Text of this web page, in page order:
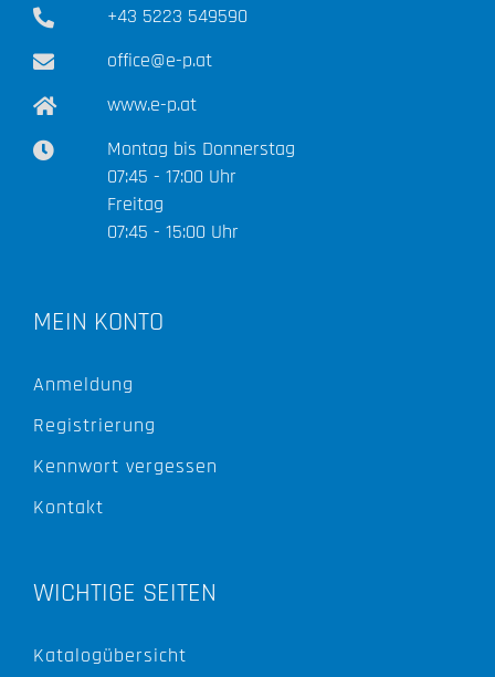
+43 5223 549590
office@e-p.at
www.e-p.at
Montag bis Donnerstag
07:45 - 17:00 Uhr
Freitag
07:45 - 15:00 Uhr
MEIN KONTO
Anmeldung
Registrierung
Kennwort vergessen
Kontakt
WICHTIGE SEITEN
Katalogübersicht